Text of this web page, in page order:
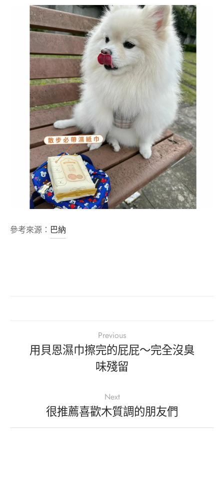
參考來源： 巴納
Previous
用貝恩濕巾擦完的屁屁～完全沒臭
味殘留
Next
很推薦喜歡木質調的朋友們